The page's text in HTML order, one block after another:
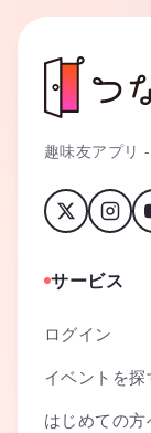
趣味友アプリ
サービス
ログイン
イベントを探
はじめての方